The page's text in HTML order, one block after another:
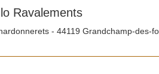
Ravalements
- 44119 Grandchamp-des-